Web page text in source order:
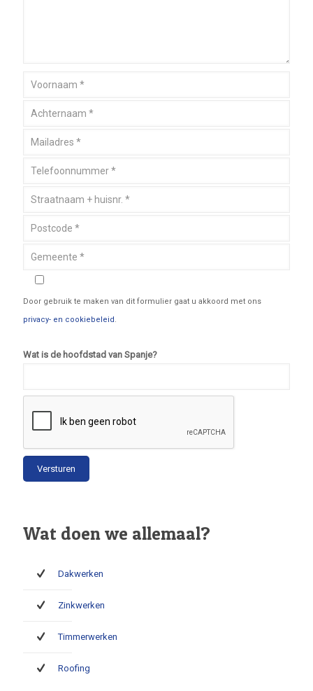
Door gebruik te maken van dit formulier gaat u akkoord met ons
privacy- en cookiebeleid.
Wat is de hoofdstad van Spanje?
Wat doen we allemaal?
Dakwerken
Zinkwerken
Timmerwerken
Roofing